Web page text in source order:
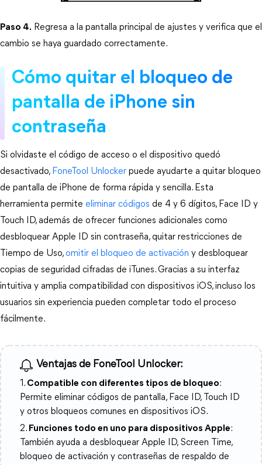
Paso 4. Regresa a la pantalla principal de ajustes y verifica que el
cambio se haya guardado correctamente.
Cómo quitar el bloqueo de
pantalla de iPhone sin
contraseña
Si olvidaste el código de acceso o el dispositivo quedó
desactivado, FoneTool Unlocker puede ayudarte a quitar bloqueo
de pantalla de iPhone de forma rápida y sencilla. Esta
herramienta permite eliminar códigos de 4 y 6 dígitos, Face ID y
Touch ID, además de ofrecer funciones adicionales como
desbloquear Apple ID sin contraseña, quitar restricciones de
Tiempo de Uso, omitir el bloqueo de activación y desbloquear
copias de seguridad cifradas de iTunes. Gracias a su interfaz
intuitiva y amplia compatibilidad con dispositivos iOS, incluso los
usuarios sin experiencia pueden completar todo el proceso
fácilmente.
Ventajas de FoneTool Unlocker:
1. Compatible con diferentes tipos de bloqueo:
Permite eliminar códigos de pantalla, Face ID, Touch ID
y otros bloqueos comunes en dispositivos iOS.
2. Funciones todo en uno para dispositivos Apple:
También ayuda a desbloquear Apple ID, Screen Time,
bloqueo de activación y contraseñas de respaldo de